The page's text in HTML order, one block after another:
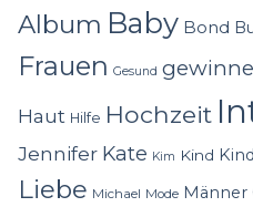
Album Baby Bond
Frauen Gesund
Haut Hilfe Hochzeit
Jennifer Kate Kim Kind
Liebe Michael Mode Männer